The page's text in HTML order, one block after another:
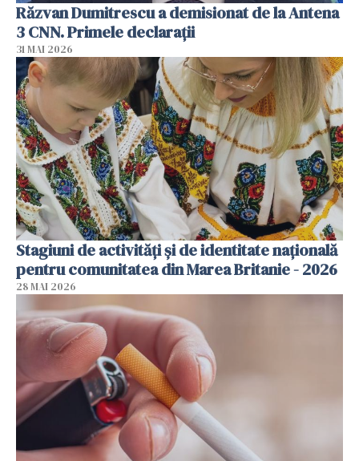
Răzvan Dumitrescu a demisionat de la Antena
3 CNN. Primele declarații
31 MAI 2026
Stagiuni de activități și de identitate națională
pentru comunitatea din Marea Britanie - 2026
28 MAI 2026